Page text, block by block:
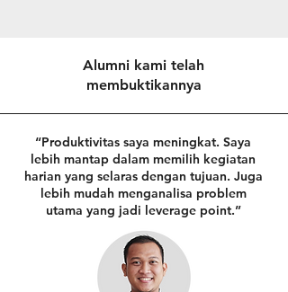
Alumni kami telah
membuktikannya
“Produktivitas saya meningkat. Saya
lebih mantap dalam memilih kegiatan
harian yang selaras dengan tujuan. Juga
lebih mudah menganalisa problem
utama yang jadi leverage point.”